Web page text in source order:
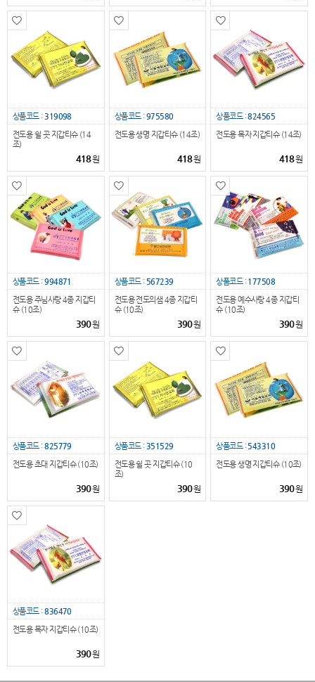
상품코드 : 319098
전도용 쉴 곳 지갑티슈 (14
조)
418원
상품코드 :975580
전도용 생명 지갑티슈 (14조)
418원
상품코드 :824565
전도용 목자 지갑티슈 (14조)
418원
상품코드 :994871
전도용 주님사랑 4종 지갑티
슈 (10조)
390원
상품코드 : 567239
전도용 전도의샘 4종 지갑티
슈 (10조)
390원
상품코드 :177508
전도용 예수사랑 4종 지갑티
슈 (10조)
390원
상품코드 :825779
전도용 초대 지갑티슈 (10조)
390원
상품코드 : 351529
전도용 쉴 곳 지갑티슈 (10
조)
390원
상품코드 :543310
전도용 생명 지갑티슈 (10조)
390원
상품코드 :836470
전도용 목자 지갑티슈 (10조)
390원